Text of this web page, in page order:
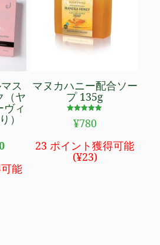
ス
（ヤ
ヴィ
）
現
の
価
能
マヌカハニー配合ソー
プ 135g
4.94
¥780
23 ポイント獲得可能
(¥23)